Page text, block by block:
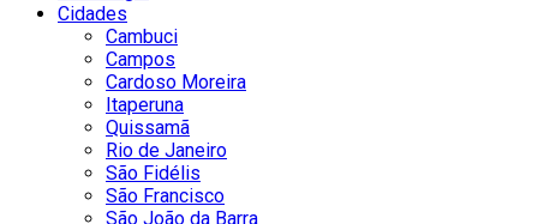
Cidades
Cambuci
Campos
Cardoso Moreira
Itaperuna
Quissamã
Rio de Janeiro
São Fidélis
São Francisco
São João da Barra